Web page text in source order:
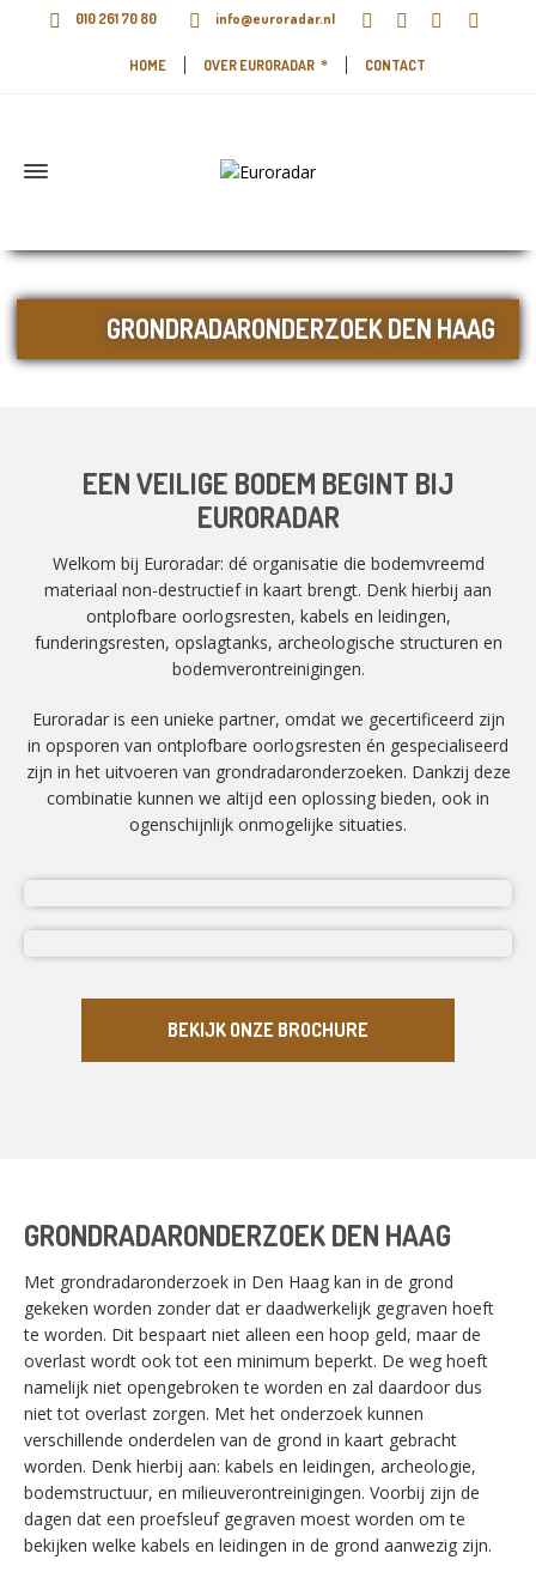
010 261 70 80 info@euroradar.nl
HOME OVER EURORADAR CONTACT
GRONDRADARONDERZOEK DEN HAAG
EEN VEILIGE BODEM BEGINT BIJ
EURORADAR
Welkom bij Euroradar: dé organisatie die bodemvreemd
materiaal non-destructief in kaart brengt. Denk hierbij aan
ontplofbare oorlogsresten, kabels en leidingen,
funderingsresten, opslagtanks, archeologische structuren en
bodemverontreinigingen.
Euroradar is een unieke partner, omdat we gecertificeerd zijn
in opsporen van ontplofbare oorlogsresten én gespecialiseerd
zijn in het uitvoeren van grondradaronderzoeken. Dankzij deze
combinatie kunnen we altijd een oplossing bieden, ook in
ogenschijnlijk onmogelijke situaties.
BEKIJK ONZE BROCHURE
GRONDRADARONDERZOEK DEN HAAG
Met grondradaronderzoek in Den Haag kan in de grond
gekeken worden zonder dat er daadwerkelijk gegraven hoeft
te worden. Dit bespaart niet alleen een hoop geld, maar de
overlast wordt ook tot een minimum beperkt. De weg hoeft
namelijk niet opengebroken te worden en zal daardoor dus
niet tot overlast zorgen. Met het onderzoek kunnen
verschillende onderdelen van de grond in kaart gebracht
worden. Denk hierbij aan: kabels en leidingen, archeologie,
bodemstructuur, en milieuverontreinigingen. Voorbij zijn de
dagen dat een proefsleuf gegraven moest worden om te
bekijken welke kabels en leidingen in de grond aanwezig zijn.